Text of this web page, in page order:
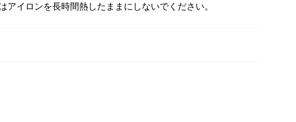
イロンを長時間熱したままにしないでください。